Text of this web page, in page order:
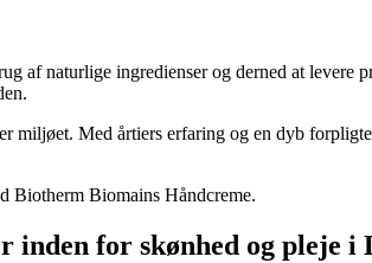
af naturlige ingredienser og derned at
Med årtiers erfaring og en dyb
Biotherm Biomains Håndcreme.
inden for skønhed og pleje i